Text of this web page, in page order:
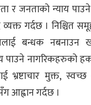
र जनताको न्याय
गर्दछ । निश्चित
बन्धक नबनाउन
पाउने नागरिकहरुको
भ्रष्टाचार मुक्त,
आह्वान गर्दछ ।